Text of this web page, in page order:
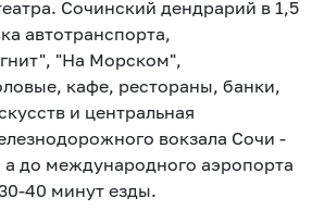
Сочинский дендрарий в 1,5
автотранспорта,
"На Морском",
кафе, рестораны, банки,
и центральная
вокзала Сочи -
а до международного аэропорта
40 минут езды.